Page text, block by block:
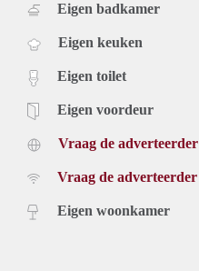
Eigen badkamer
Eigen keuken
Eigen toilet
Eigen voordeur
Vraag de adverteerder
Vraag de adverteerder
Eigen woonkamer